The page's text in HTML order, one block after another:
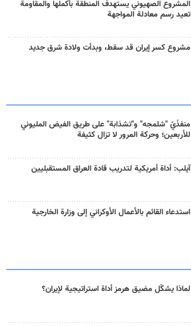
المشروع الصهيوني يستهدف المنطقة بأكملها والمقاومة
تعيد رسم معادلة المواجهة
مشروع كسر إيران قد سقط، وبدأت ولادة شرق جديد
منفذَيّ "شلمجه" و"تشذابة" على طريق الفيض المليوني
للأربعين؛ وحركة المرور لا تزال كثيفة
آيلب: أداة أمريكية لتدريب قادة العراق المستقبليين
استدعاء القائم بالأعمال الأوكراني إلى وزارة الخارجية
لماذا يشكّل مضيق هرمز أداة استراتيجية لإيران؟